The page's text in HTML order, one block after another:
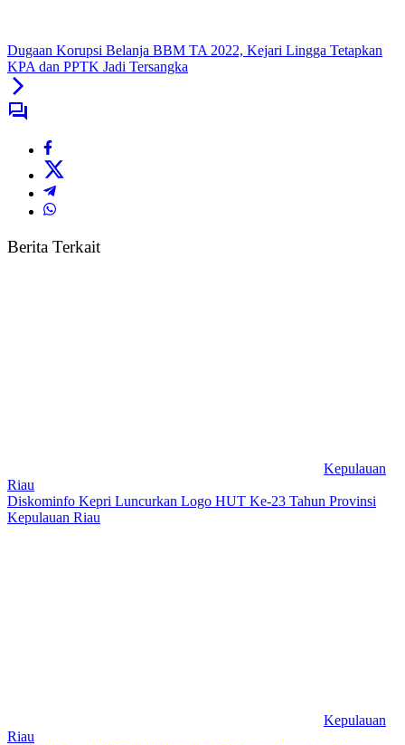
Dugaan Korupsi Belanja BBM TA 2022, Kejari Lingga Tetapkan
KPA dan PPTK Jadi Tersangka
Berita Terkait
Kepulauan
Riau
Diskominfo Kepri Luncurkan Logo HUT Ke-23 Tahun Provinsi
Kepulauan Riau
Kepulauan
Riau